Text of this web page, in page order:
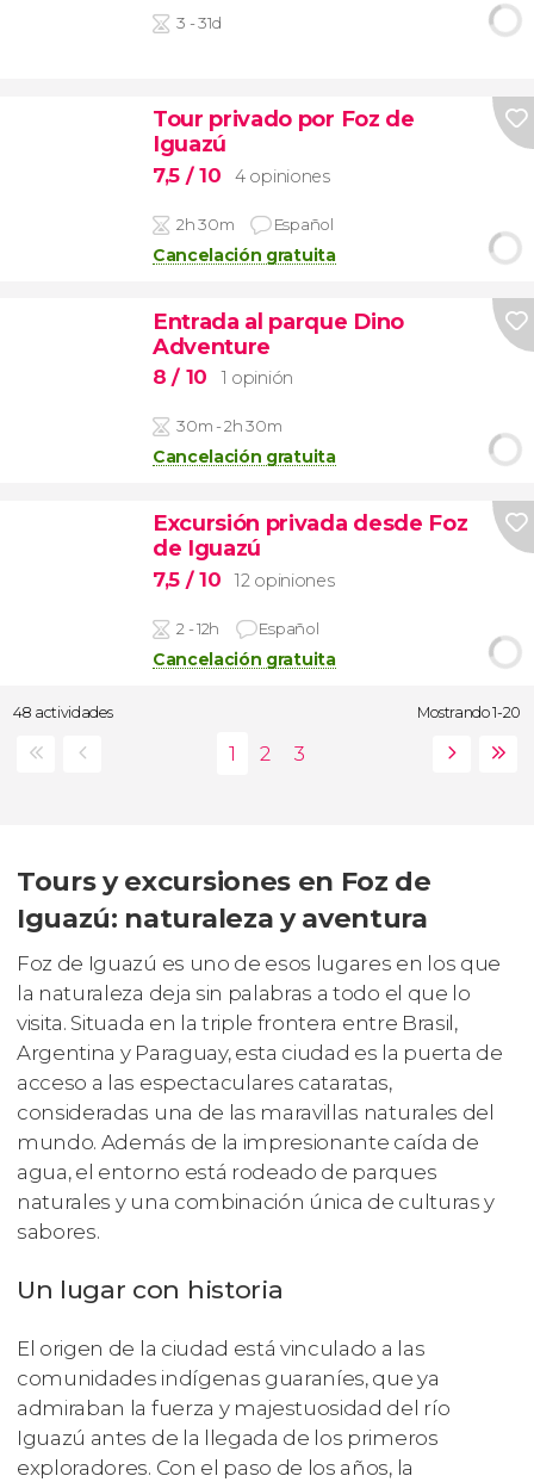
3 - 31d
Tour privado por Foz de
Iguazú
7,5 / 10 4 opiniones
2h 30m Español
Cancelación gratuita
Entrada al parque Dino
Adventure
8/ 10 1 opinión
30m - 2h 30m
Cancelación gratuita
Excursión privada desde Foz
de Iguazú
7,5 / 10 12 opiniones
2 - 12h Español
Cancelación gratuita
48 actividades Mostrando 1-20
Tours y excursiones en Foz de
Iguazú: naturaleza y aventura
Foz de Iguazú es uno de esos lugares en los que
la naturaleza deja sin palabras a todo el que lo
visita. Situada en la triple frontera entre Brasil,
Argentina y Paraguay, esta ciudad es la puerta de
acceso a las espectaculares cataratas,
consideradas una de las maravillas naturales del
mundo. Además de la impresionante caída de
agua, el entorno está rodeado de parques
naturales y una combinación única de culturas y
sabores.
Un lugar con historia
El origen de la ciudad está vinculado a las
comunidades indígenas guaraníes, que ya
admiraban la fuerza y majestuosidad del río
Iguazú antes de la llegada de los primeros
exploradores. Con el paso de los años, la